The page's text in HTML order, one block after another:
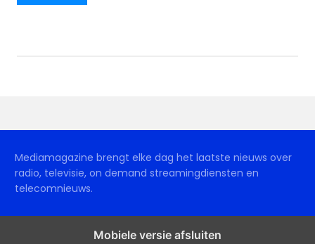
Mediamagazine brengt elke dag het laatste nieuws over
radio, televisie, on demand streamingdiensten en
telecomnieuws.
Mobiele versie afsluiten